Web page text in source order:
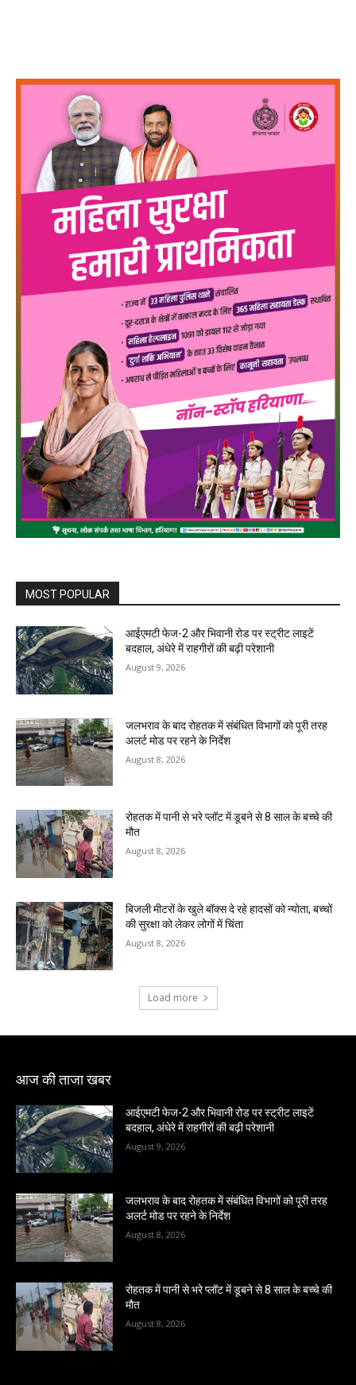
MOST POPULAR
आईएमटी फेज-2 और भिवानी रोड पर स्ट्रीट लाइटें
बदहाल, अंधेरे में राहगीरों की बढ़ी परेशानी
August 9, 2026
जलभराव के बाद रोहतक में संबंधित विभागों को पूरी तरह
अलर्ट मोड पर रहने के निर्देश
August 8, 2026
रोहतक में पानी से भरे प्लॉट में डूबने से 8 साल के बच्चे की
मौत
August 8, 2026
बिजली मीटरों के खुले बॉक्स दे रहे हादसों को न्योता, बच्चों
की सुरक्षा को लेकर लोगों में चिंता
August 8, 2026
Load more
आज की ताजा खबर
आईएमटी फेज-2 और भिवानी रोड पर स्ट्रीट लाइटें
बदहाल, अंधेरे में राहगीरों की बढ़ी परेशानी
August 9, 2026
जलभराव के बाद रोहतक में संबंधित विभागों को पूरी तरह
अलर्ट मोड पर रहने के निर्देश
August 8, 2026
रोहतक में पानी से भरे प्लॉट में डूबने से 8 साल के बच्चे की
मौत
August 8, 2026